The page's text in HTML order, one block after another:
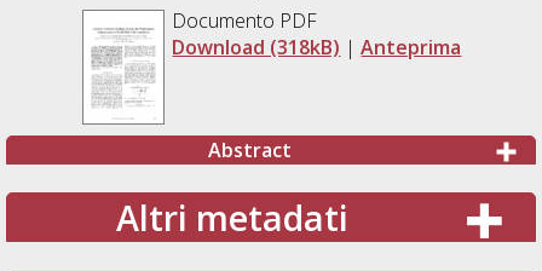
Documento PDF
Download (318kB) |Anteprima
Abstract
Altri metadati